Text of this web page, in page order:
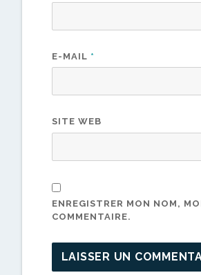
E-MAIL *
SITE WEB
ENREGISTRER MON NOM,
COMMENTAIRE.